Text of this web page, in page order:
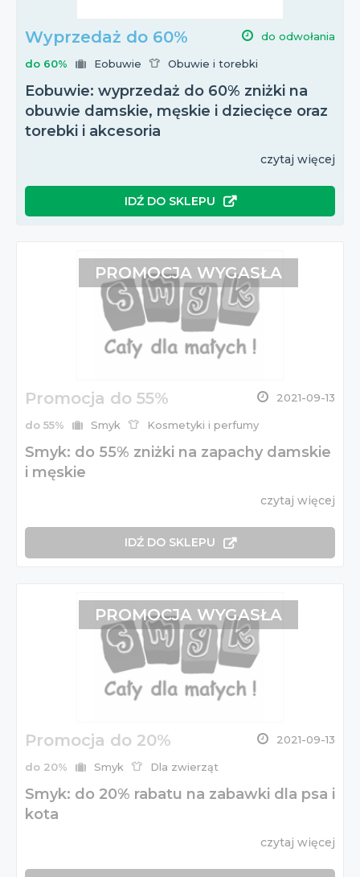
Wyprzedaż do 60% do odwołania
do 60% Eobuwie Obuwie i torebki
Eobuwie: wyprzedaż do 60% zniżki na
obuwie damskie, męskie i dziecięce oraz
torebki i akcesoria
czytaj więcej
IDŹ DO SKLEPU
Promocja do 55% 2021-09-13
do 55% Smyk Kosmetyki i perfumy
Smyk: do 55% zniżki na zapachy damskie
i męskie
czytaj więcej
IDŹ DO SKLEPU
PROMOCJA WYGASŁA
Promocja do 20% 2021-09-13
do 20% Smyk Dla zwierząt
Smyk: do 20% rabatu na zabawki dla psa i
kota
czytaj więcej
PROMOCJA WYGASŁA